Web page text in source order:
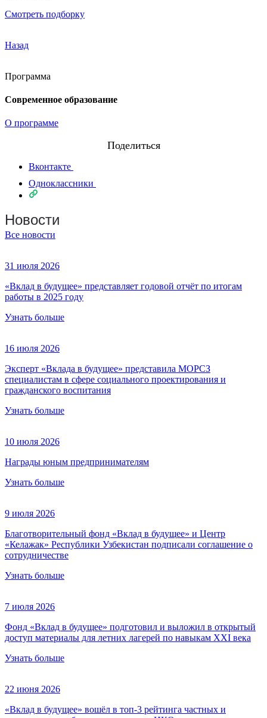
Смотреть подборку
Назад
Программа
Современное образование
О программе
Поделиться
Вконтакте
Одноклассники
Новости
Все новости
31 июля 2026
«Вклад в будущее» представляет годовой отчёт по итогам
работы в 2025 году
Узнать больше
16 июля 2026
Эксперт «Вклада в будущее» представила МОРСЗ
специалистам в сфере социального проектирования и
гражданского воспитания
Узнать больше
10 июля 2026
Награды юным предпринимателям
Узнать больше
9 июля 2026
Благотворительный фонд «Вклад в будущее» и Центр
«Келажак» Республики Узбекистан подписали соглашение о
сотрудничестве
Узнать больше
7 июля 2026
Фонд «Вклад в будущее» подготовил и выложил в открытый
доступ материалы для летних лагерей по навыкам XXI века
Узнать больше
22 июня 2026
«Вклад в будущее» вошёл в топ-3 рейтинга частных и